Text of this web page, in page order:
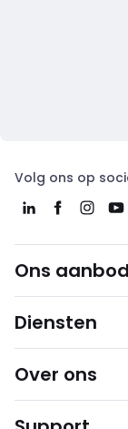
Volg ons op
Ons aanbod
Diensten
Over ons